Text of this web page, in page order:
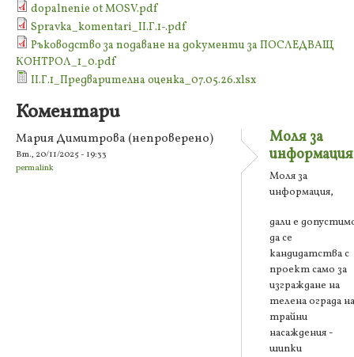
dopalnenie ot MOSV.pdf
Spravka_komentari_II.Г.1-.pdf
Ръководство за подаване на документи за ПОСЛЕДВАЩ
КОНТРОЛ_1_0.pdf
II.Г.1_Предварителна оценка_07.05.26.xlsx
Коментари
Мария Димитрова (непроверено)
Вт., 20/11/2025 - 19:33
permalink
Моля за
Моля за
информация,
дали е
да се
кандидатства с
проект само за
изграждане на
телена ограда на
трайни
насаждения -
шипки